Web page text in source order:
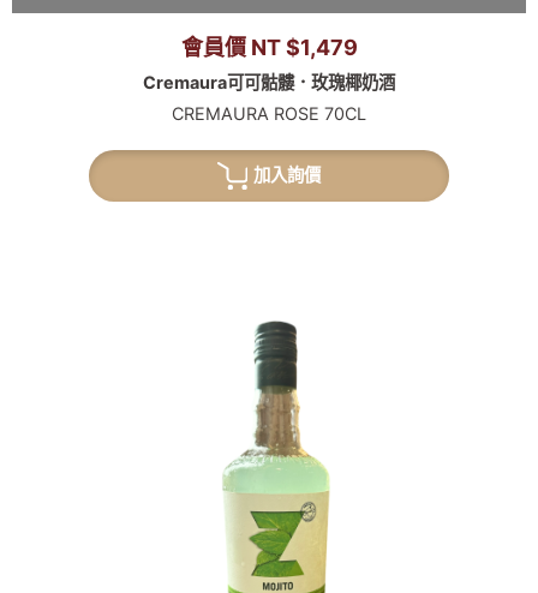
會員價 NT $1,479
Cremaura可可骷髏．玫瑰椰奶酒
CREMAURA ROSE 70CL
加入詢價